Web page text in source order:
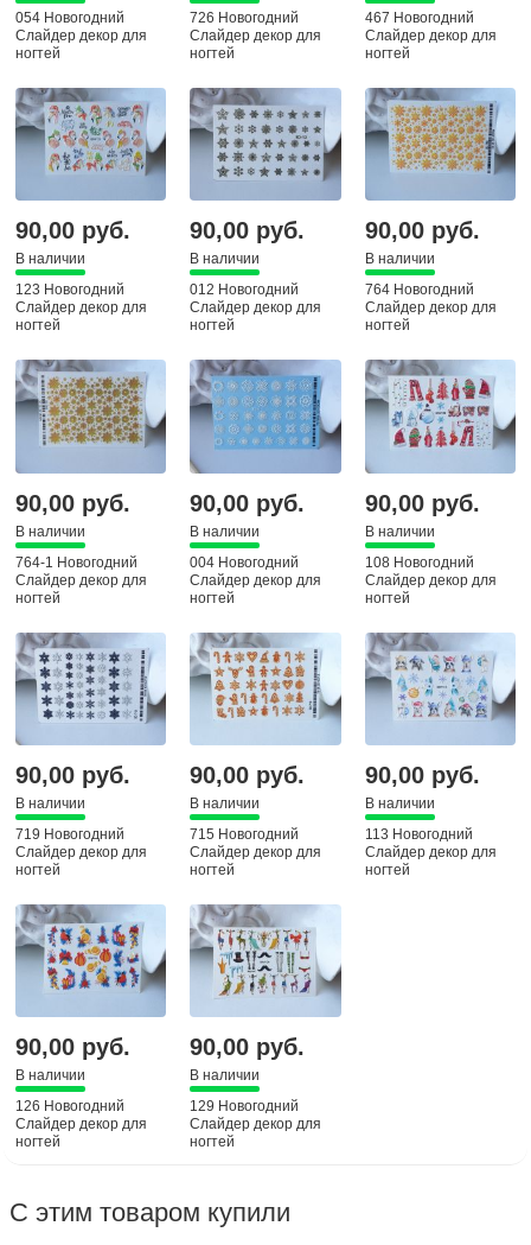
054 Новогодний
Слайдер декор для
ногтей
726 Новогодний
Слайдер декор для
ногтей
467 Новогодний
Слайдер декор для
ногтей
90,00 руб.
В наличии
123 Новогодний
Слайдер декор для
ногтей
90,00 руб.
В наличии
012 Новогодний
Слайдер декор для
ногтей
90,00 руб.
В наличии
764 Новогодний
Слайдер декор для
ногтей
90,00 руб.
В наличии
764-1 Новогодний
Слайдер декор для
ногтей
90,00 руб.
В наличии
004 Новогодний
Слайдер декор для
ногтей
90,00 руб.
В наличии
108 Новогодний
Слайдер декор для
ногтей
90,00 руб.
В наличии
719 Новогодний
Слайдер декор для
ногтей
90,00 руб.
В наличии
715 Новогодний
Слайдер декор для
ногтей
90,00 руб.
В наличии
113 Новогодний
Слайдер декор для
ногтей
90,00 руб.
В наличии
126 Новогодний
Слайдер декор для
ногтей
90,00 руб.
В наличии
129 Новогодний
Слайдер декор для
ногтей
С этим товаром купили